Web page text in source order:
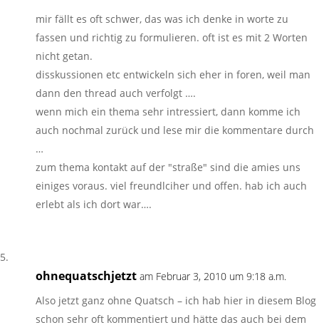
mir fällt es oft schwer, das was ich denke in worte zu
fassen und richtig zu formulieren. oft ist es mit 2 Worten
nicht getan.
disskussionen etc entwickeln sich eher in foren, weil man
dann den thread auch verfolgt ….
wenn mich ein thema sehr intressiert, dann komme ich
auch nochmal zurück und lese mir die kommentare durch
…
zum thema kontakt auf der "straße" sind die amies uns
einiges voraus. viel freundlciher und offen. hab ich auch
erlebt als ich dort war….
ohnequatschjetzt am Februar 3, 2010 um 9:18 a.m.
Also jetzt ganz ohne Quatsch – ich hab hier in diesem Blog
schon sehr oft kommentiert und hätte das auch bei dem